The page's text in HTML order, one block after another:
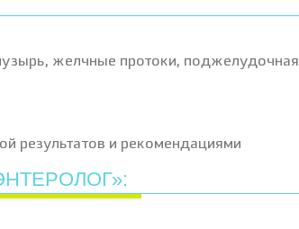
желчные протоки, поджелудочная
результатов и рекомендациями